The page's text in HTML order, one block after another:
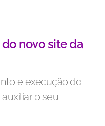
novo site da
e execução do
o seu